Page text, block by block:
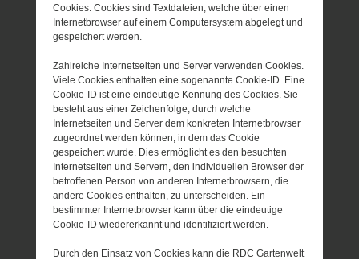
Cookies. Cookies sind Textdateien, welche über einen
Internetbrowser auf einem Computersystem abgelegt und
gespeichert werden.
Zahlreiche Internetseiten und Server verwenden Cookies.
Viele Cookies enthalten eine sogenannte Cookie-ID. Eine
Cookie-ID ist eine eindeutige Kennung des Cookies. Sie
besteht aus einer Zeichenfolge, durch welche
Internetseiten und Server dem konkreten Internetbrowser
zugeordnet werden können, in dem das Cookie
gespeichert wurde. Dies ermöglicht es den besuchten
Internetseiten und Servern, den individuellen Browser der
betroffenen Person von anderen Internetbrowsern, die
andere Cookies enthalten, zu unterscheiden. Ein
bestimmter Internetbrowser kann über die eindeutige
Cookie-ID wiedererkannt und identifiziert werden.
Durch den Einsatz von Cookies kann die RDC Gartenwelt